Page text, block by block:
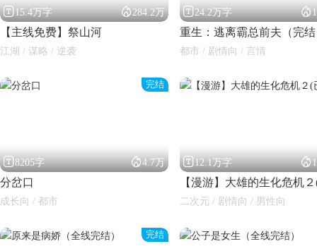
15.4万字 284.2万
【主线免费】祭山河
江湖 / 谋略 / 逆袭
24.2万字 
重生：逃离霸总前夫（完
都市 / 剧情向 / 言情
完结
8205字 4.7万
分岔口
成长向 / 都市
12.1万字 
二次元 / 剧情向 / 男性向
完结